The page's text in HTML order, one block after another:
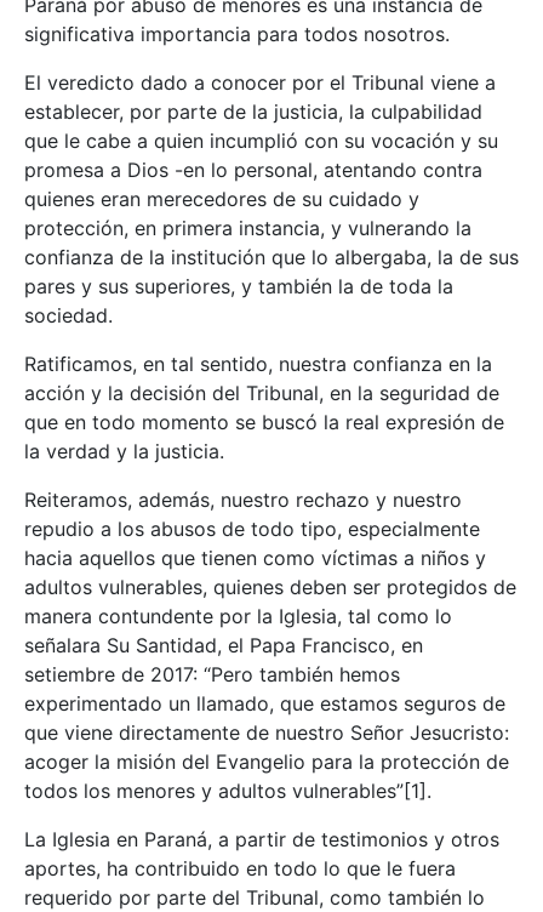
significativa importancia para todos nosotros.
El veredicto dado a conocer por el Tribunal viene a
establecer, por parte de la justicia, la culpabilidad
que le cabe a quien incumplió con su vocación y su
promesa a Dios -en lo personal, atentando contra
quienes eran merecedores de su cuidado y
protección, en primera instancia, y vulnerando la
confianza de la institución que lo albergaba, la de sus
pares y sus superiores, y también la de toda la
sociedad.
Ratificamos, en tal sentido, nuestra confianza en la
acción y la decisión del Tribunal, en la seguridad de
que en todo momento se buscó la real expresión de
la verdad y la justicia.
Reiteramos, además, nuestro rechazo y nuestro
repudio a los abusos de todo tipo, especialmente
hacia aquellos que tienen como víctimas a niños y
adultos vulnerables, quienes deben ser protegidos de
manera contundente por la Iglesia, tal como lo
señalara Su Santidad, el Papa Francisco, en
setiembre de 2017: “Pero también hemos
experimentado un llamado, que estamos seguros de
que viene directamente de nuestro Señor Jesucristo:
acoger la misión del Evangelio para la protección de
todos los menores y adultos vulnerables”[1].
La Iglesia en Paraná, a partir de testimonios y otros
aportes, ha contribuido en todo lo que le fuera
requerido por parte del Tribunal, como también lo